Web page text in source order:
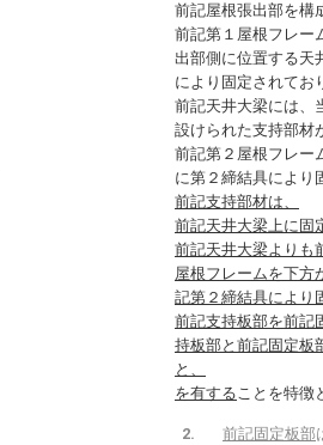
前記屋根張出部を構
前記第１屋根フレー
出部側に位置する天
により固定されてお
前記天井大梁には、
設けられた支持部材
前記第２屋根フレー
に第２締結具により
前記支持部材は、
前記天井大梁上に固
前記天井大梁よりも
屋根フレームを下方
記第２締結具により
前記支持板部を前記
持板部と前記固定板
と、
を有することを特徴
前記固定板部